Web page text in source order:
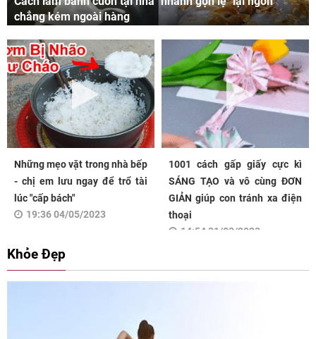
chẳng kém ngoài hàng
Những mẹo vặt trong nhà bếp
- chị em lưu ngay để trổ tài
lúc "cấp bách"
19:36 04/05/2023
1001 cách gấp giấy cực kì
SÁNG TẠO và vô cùng ĐƠN
GIẢN giúp con tránh xa điện
thoại
14:54 31/03/2023
Khỏe Đẹp